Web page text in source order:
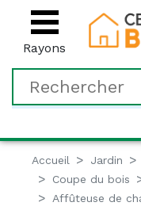
Rayons
Accueil Jardin
Coupe du bois
Affûteuse de